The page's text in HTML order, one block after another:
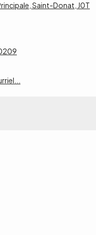
Saint-Donat, J0T